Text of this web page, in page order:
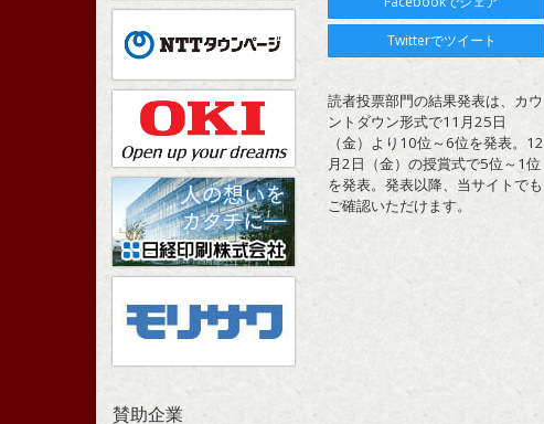
Twitterでツイート
読者投票部門の結果発表は、カウ
ントダウン形式で11月25日
（金）より10位～6位を発表。12
月2日（金）の授賞式で5位～1位
を発表。発表以降、当サイトでも
ご確認いただけます。
賛助企業